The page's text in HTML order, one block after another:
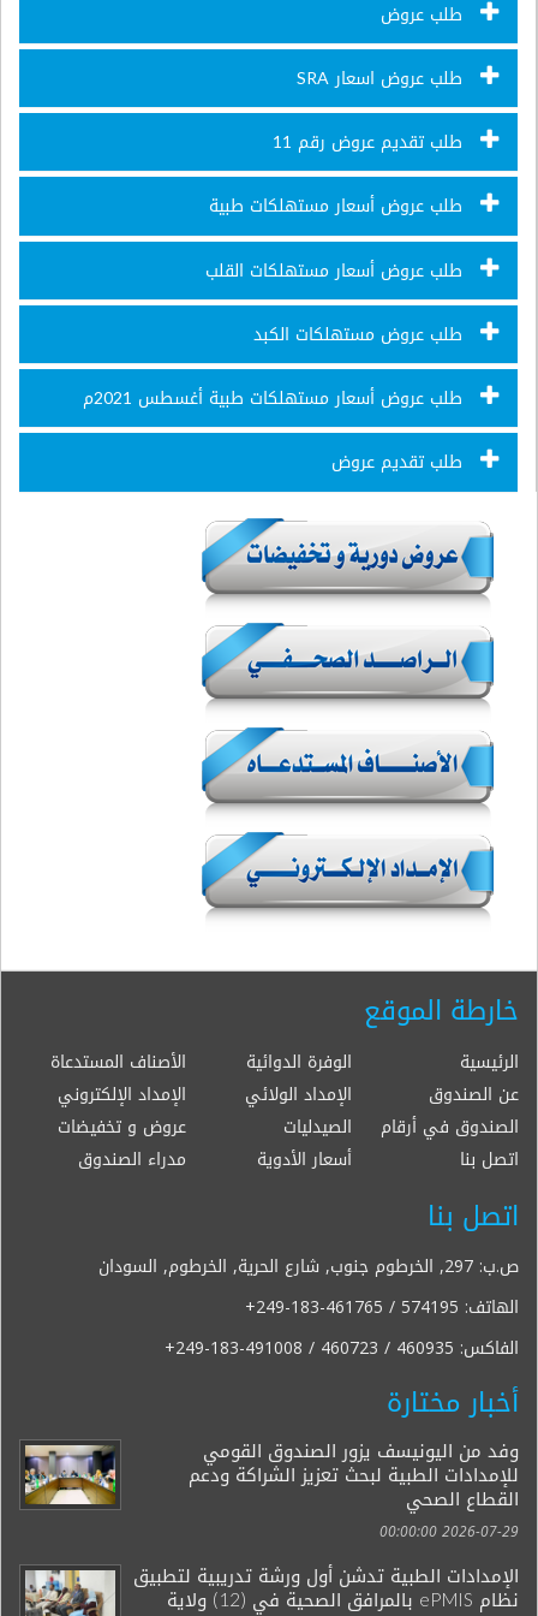
طلب عروض
طلب عروض اسعار SRA
طلب تقديم عروض رقم 11
طلب عروض أسعار مستهلكات طبية
طلب عروض أسعار مستهلكات القلب
طلب عروض مستهلكات الكبد
طلب عروض أسعار مستهلكات طبية أغسطس 2021م
طلب تقديم عروض
خارطة الموقع
الرئيسية الوفرة الدوائية
الأصناف المستدعاة
عن الصندوق
الإمداد الولائي
الإمداد الإلكتروني
الصندوق في أرقام
الصيدليات
عروض و تخفيضات
اتصل بنا
أسعار الأدوية مدراء الصندوق
اتصل بنا
ص.ب: 297, الخرطوم جنوب, شارع الحرية, الخرطوم, السودان
الهاتف: +249-183-461765 / 574195
الفاكس: +249-183-491008 / 460723 / 460935
أخبار مختارة
وفد من اليونيسف يزور الصندوق القومي
للإمدادات الطبية لبحث تعزيز الشراكة ودعم
القطاع الصحي
2026-07-29 00:00:00
الإمدادات الطبية تدشن أول ورشة تدريبية لتطبيق
نظام ePMIS بالمرافق الصحية في (12) ولاية